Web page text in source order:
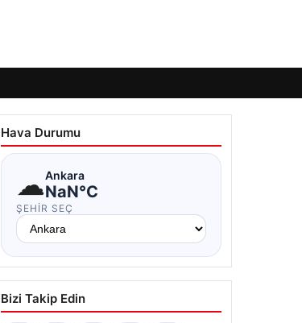
Hava Durumu
☁Ankara
NaN°C
ŞEHIR SEÇ
Bizi Takip Edin